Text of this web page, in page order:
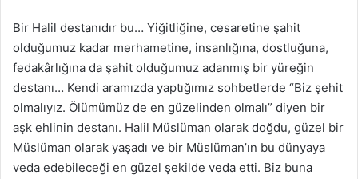
o
w
o
n
X
Bir Halil destanıdır bu… Yiğitliğine, cesaretine şahit
olduğumuz kadar merhametine, insanlığına, dostluğuna,
fedakârlığına da şahit olduğumuz adanmış bir yüreğin
destanı… Kendi aramızda yaptığımız sohbetlerde “Biz şehit
olmalıyız. Ölümümüz de en güzelinden olmalı” diyen bir
aşk ehlinin destanı. Halil Müslüman olarak doğdu, güzel bir
Müslüman olarak yaşadı ve bir Müslüman’ın bu dünyaya
veda edebileceği en güzel şekilde veda etti. Biz buna